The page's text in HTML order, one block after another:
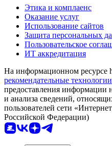
Этика и комплаенс
Оказание услуг
Использование сайтов
Защита персональных
Пользовательское
ИТ аккредитация
На информационном ресурсе
рекомендательные технологии
предоставления информации
и анализа сведений,
пользователей сети
Российской Федерации)